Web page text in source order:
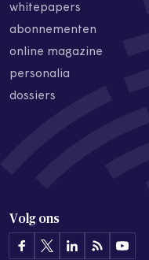
whitepapers
abonnementen
online magazine
personalia
dossiers
Volg ons